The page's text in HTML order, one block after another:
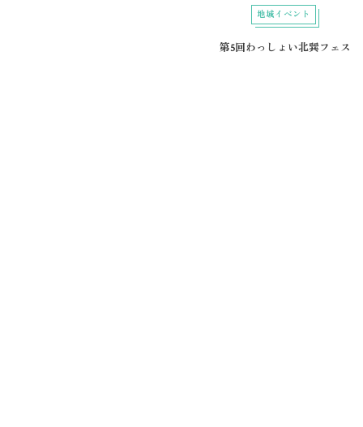
地域イベント
第5回わっしょい北巽フェス